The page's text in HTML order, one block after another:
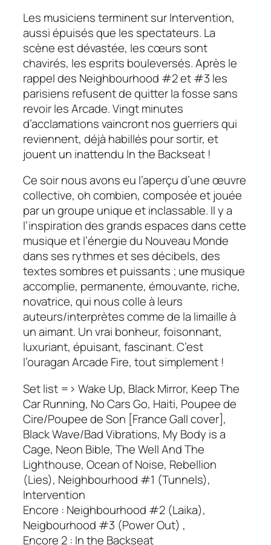
Les musiciens terminent sur Intervention,
aussi épuisés que les spectateurs. La
scène est dévastée, les cœurs sont
chavirés, les esprits bouleversés. Après le
rappel des Neighbourhood #2 et #3 les
parisiens refusent de quitter la fosse sans
revoir les Arcade. Vingt minutes
d’acclamations vaincront nos guerriers qui
reviennent, déjà habillés pour sortir, et
jouent un inattendu In the Backseat !
Ce soir nous avons eu l’aperçu d’une œuvre
collective, oh combien, composée et jouée
par un groupe unique et inclassable. Il y a
l’inspiration des grands espaces dans cette
musique et l’énergie du Nouveau Monde
dans ses rythmes et ses décibels, des
textes sombres et puissants ; une musique
accomplie, permanente, émouvante, riche,
novatrice, qui nous colle à leurs
auteurs/interprètes comme de la limaille à
un aimant. Un vrai bonheur, foisonnant,
luxuriant, épuisant, fascinant. C’est
l’ouraganArcade Fire, tout simplement !
Set list => Wake Up, Black Mirror, Keep The
Car Running, No Cars Go, Haiti, Poupee de
Cire/Poupee de Son [France Gall cover],
Black Wave/Bad Vibrations, My Body is a
Cage, Neon Bible, The Well And The
Lighthouse, Ocean of Noise, Rebellion
(Lies), Neighbourhood #1 (Tunnels),
Intervention
Encore : Neighbourhood #2 (Laika),
Neigbourhood #3 (Power Out) ,
Encore 2 : In the Backseat